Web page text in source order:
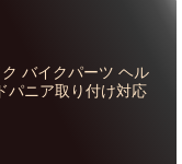
バイクパーツ ヘル
パニア取り付け対応